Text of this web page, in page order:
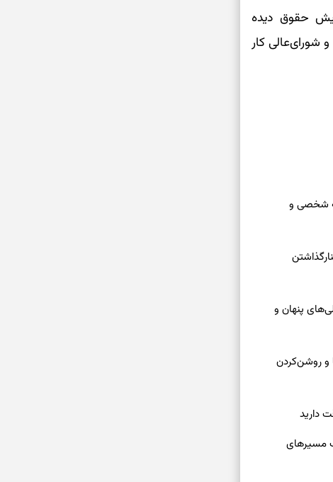
حقوق دیده
شورای‌عالی کار
سلیقه شخصی و
و کنارگذاشتن
پنهان و
کارها و روشن‌کردن
و انتخاب مسیرهای